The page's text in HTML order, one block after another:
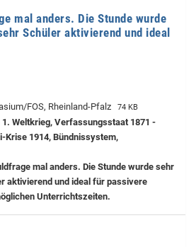
mal anders. Die Stunde wurde
Schüler aktivierend und ideal
FOS, Rheinland-Pfalz 74 KB
Weltkrieg, Verfassungsstaat 1871 -
Krise 1914, Bündnissystem,
mal anders. Die Stunde wurde sehr
aktivierend und ideal für passivere
Unterrichtszeiten.